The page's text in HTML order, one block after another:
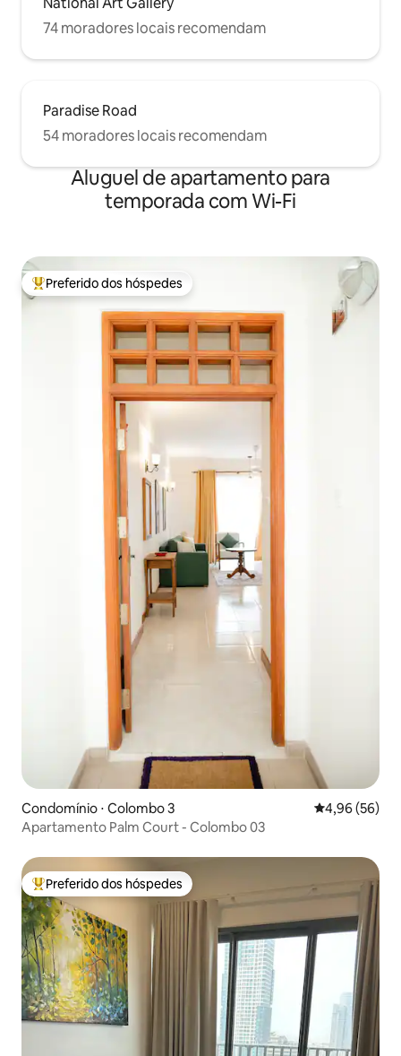
74 moradores locais recomendam
Paradise Road
54 moradores locais recomendam
Aluguel de apartamento para
temporada com Wi-Fi
Entre os melhores preferidos dos hóspedes
Preferido dos hóspedes
Condomínio ⋅ Colombo 3 4,96 de uma
4,96 (56)
Apartamento Palm Court - Colombo 03
Entre os melhores preferidos dos hóspedes
Preferido dos hóspedes